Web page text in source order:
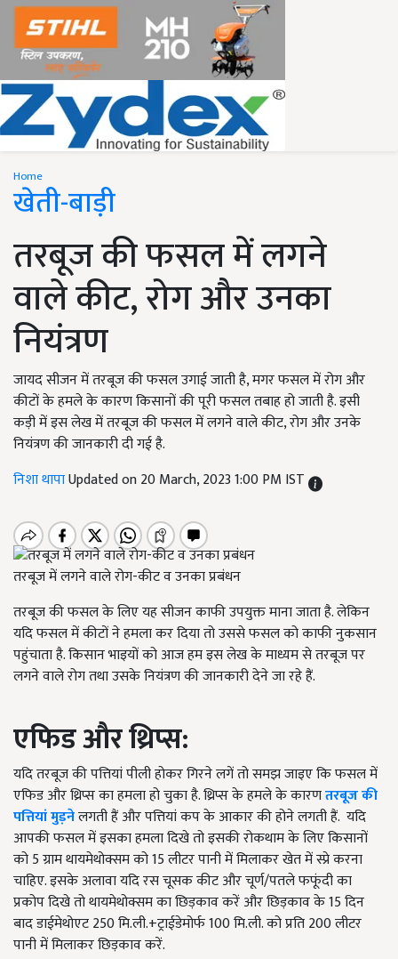
Home
खेती-बाड़ी
तरबूज की फसल में लगने
वाले कीट, रोग और उनका
नियंत्रण
जायद सीजन में तरबूज की फसल उगाई जाती है, मगर फसल में रोग और
कीटों के हमले के कारण किसानों की पूरी फसल तबाह हो जाती है. इसी
कड़ी में इस लेख में तरबूज की फसल में लगने वाले कीट, रोग और उनके
नियंत्रण की जानकारी दी गई है.
निशा थापाUpdated on 20 March, 2023 1:00 PM IST
तरबूज में लगने वाले रोग-कीट व उनका प्रबंधन
तरबूज की फसल के लिए यह सीजन काफी उपयुक्त माना जाता है. लेकिन
यदि फसल में कीटों ने हमला कर दिया तो उससे फसल को काफी नुकसान
पहुंचाता है. किसान भाइयों को आज हम इस लेख के माध्यम से तरबूज पर
लगने वाले रोग तथा उसके नियंत्रण की जानकारी देने जा रहे हैं.
एफिड और थ्रिप्स:
यदि तरबूज की पत्तियां पीली होकर गिरने लगें तो समझ जाइए कि फसल में
एफिड और थ्रिप्स का हमला हो चुका है. थ्रिप्स के हमले के कारणतरबूज की
पत्तियां मुड़नेलगती हैं और पत्तियां कप के आकार की होने लगती हैं. यदि
आपकी फसल में इसका हमला दिखे तो इसकी रोकथाम के लिए किसानों
को 5 ग्राम थायमेथोक्सम को 15 लीटर पानी में मिलाकर खेत में स्प्रे करना
चाहिए. इसके अलावा यदि रस चूसक कीट और चूर्ण/पतले फफूंदी का
प्रकोप दिखे तो थायमेथोक्सम का छिड़काव करें और छिड़काव के 15 दिन
बाद डाईमेथोएट 250 मि.ली.+ट्राईडेमोर्फ 100 मि.ली. को प्रति 200 लीटर
पानी में मिलाकर छिड़काव करें.